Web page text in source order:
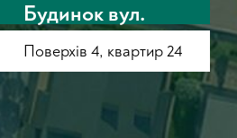
Будинок вул.
Покровська, 10
Поверхів 4, квартир 24